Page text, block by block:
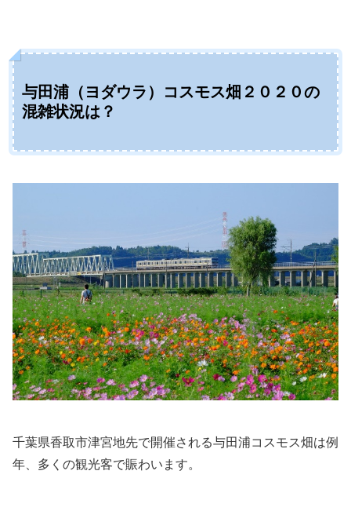
与田浦（ヨダウラ）コスモス畑２０２０の
混雑状況は？
千葉県香取市津宮地先で開催される与田浦コスモス畑は例
年、多くの観光客で賑わいます。